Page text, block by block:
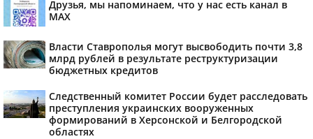
Друзья, мы напоминаем, что у нас есть канал в
МАХ
Власти Ставрополья могут высвободить почти 3,8
млрд рублей в результате реструктуризации
бюджетных кредитов
Следственный комитет России будет расследовать
преступления украинских вооруженных
формирований в Херсонской и Белгородской
областях